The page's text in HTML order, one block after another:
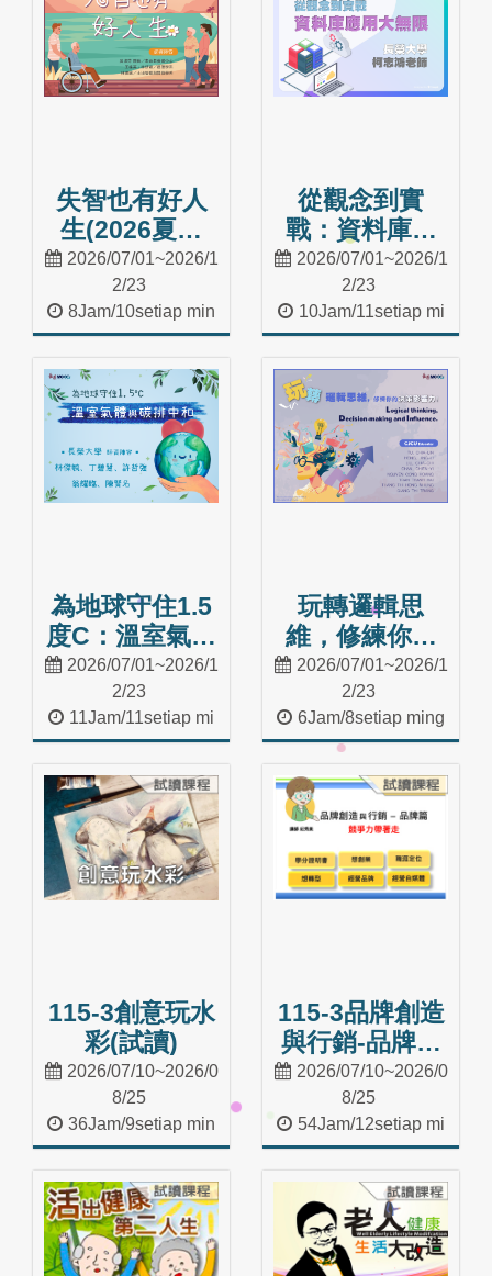
失智也有好人
生(2026夏季
班)
2026/07/01~2026/1
2/23
8Jam/10setiap min
ggu
從觀念到實
戰：資料庫應
用大無限(2026
夏季班)
2026/07/01~2026/1
2/23
10Jam/11setiap mi
nggu
為地球守住1.5
度C：溫室氣體
與碳排中和
(2026夏季班)
2026/07/01~2026/1
2/23
11Jam/11setiap mi
nggu
玩轉邏輯思
維，修練你的
決策影響力
(2026夏季班)
2026/07/01~2026/1
2/23
6Jam/8setiap ming
gu
115-3創意玩水
彩(試讀)
2026/07/10~2026/0
8/25
36Jam/9setiap min
ggu
115-3品牌創造
與行銷-品牌篇
(試讀)
2026/07/10~2026/0
8/25
54Jam/12setiap mi
nggu